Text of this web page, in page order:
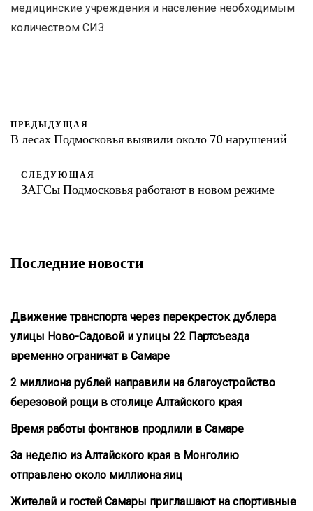
медицинские учреждения и население необходимым
количеством СИЗ.
ПРЕДЫДУЩАЯ
В лесах Подмосковья выявили около 70 нарушений
СЛЕДУЮЩАЯ
ЗАГСы Подмосковья работают в новом режиме
Последние новости
Движение транспорта через перекресток дублера
улицы Ново-Садовой и улицы 22 Партсъезда
временно ограничат в Самаре
2 миллиона рублей направили на благоустройство
березовой рощи в столице Алтайского края
Время работы фонтанов продлили в Самаре
За неделю из Алтайского края в Монголию
отправлено около миллиона яиц
Жителей и гостей Самары приглашают на спортивные